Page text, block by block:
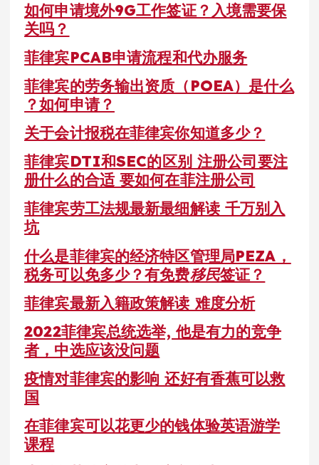
如何申请境外9G工作签证？入境需要保
关吗？
菲律宾PCAB申请流程和代办服务
菲律宾的劳务输出资质（POEA）是什么
？如何申请？
关于会计报税在菲律宾你知道多少？
菲律宾DTI和SEC的区别 注册公司要注
册什么的合适 要如何在菲注册公司
菲律宾劳工法规最新最细解读 千万别入
坑
什么是菲律宾的经济特区管理局PEZA，
税务可以免多少？有免费移民签证？
菲律宾最新入籍政策解读 难度分析
2022菲律宾总统选举, 他是有力的竞争
者，中选应该没问题
疫情对菲律宾的影响 还好有香蕉可以救
国
在菲律宾可以花更少的钱体验英语游学
课程